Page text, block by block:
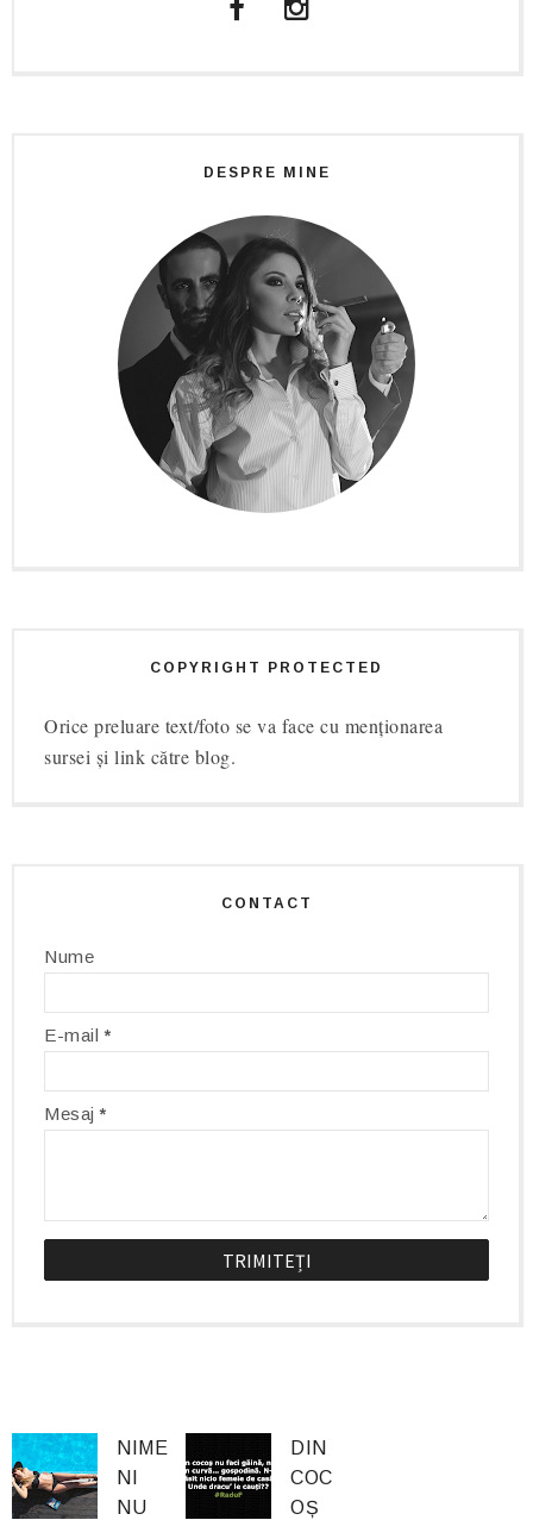
DESPRE MINE
COPYRIGHT PROTECTED
Orice preluare text/foto se va face cu menționarea
sursei și link către blog.
CONTACT
Nume
E-mail*
Mesaj*
NIME
NI
NU
DIN
COC
OȘ